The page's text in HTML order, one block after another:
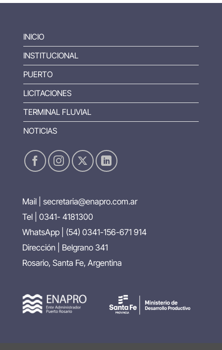
INICIO
INSTITUCIONAL
PUERTO
LICITACIONES
TERMINAL FLUVIAL
NOTICIAS
Mail | secretaria@enapro.com.ar
Tel | 0341- 4181300
WhatsApp | (54) 0341-156-671 914
Dirección | Belgrano 341
Rosario, Santa Fe, Argentina